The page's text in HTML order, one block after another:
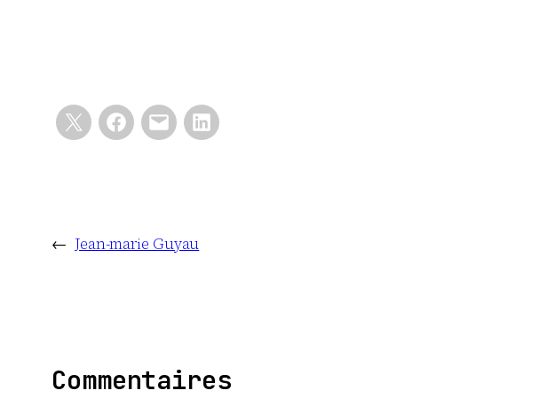
← Jean-marie Guyau
Commentaires